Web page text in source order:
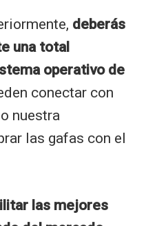
deberás
una total
operativo de
conectar con
nuestra
las gafas con el
las mejores